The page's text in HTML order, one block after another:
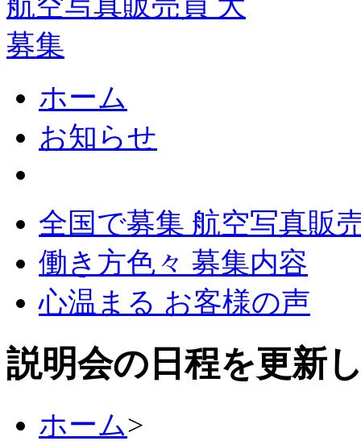
ホーム
お知らせ
全国で募集 航空写真販
働き方色々 募集内容
心温まる お客様の声
説明会の日程を更新
ホーム>